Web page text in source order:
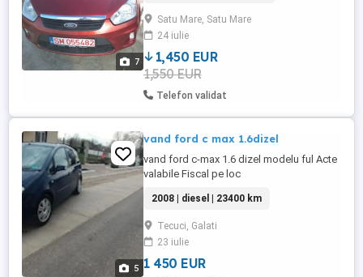
7
spate stanga + aripa stângă spate
avariate putin, schimbat ulei, filtre,
telescoape noi puntea spate, cauciucuri
noi iarnă, stare bună de fu ...
Satu Mare, Satu Mare
24 iulie
1,450 EUR
1,550 EUR
Telefon validat
5
vand ford c max 1.6dizel
vand ford c-max 1.6 dizel modelu ful Acte
valabile Fiscal pe loc
2008 | diesel | 23400 km
Tecuci, Galati
23 iulie
1 450 EUR